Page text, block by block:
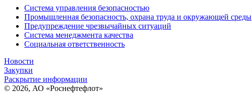
Система управления безопасностью
Промышленная безопасность, охрана труда и окружающей среды
Предупреждение чрезвычайных ситуаций
Система менеджмента качества
Социальная ответственность
Новости
Закупки
Раскрытие информации
© 2026, АО «Роснефтефлот»